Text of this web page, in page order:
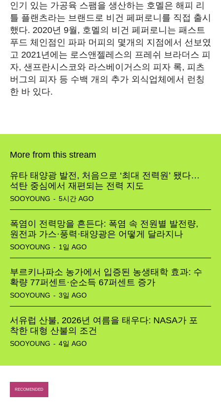
SEARCH...
Climate
인기 있는 가공육 스팸을 생산하는 호멜은 해피 리
틀 플랜츠라는 브랜드로 비건 페퍼로니를 직접 출시
했다. 2020년 9월, 호멜의 비건 페퍼로니는 패스트
푸드 체인점인 파파 머피의 몇개의 지점에서 선보였
고 2021년에는 로스앤젤레스의 프레쉬 브라더스 피
자, 샌프란시스코와 라스베이거스의 피자 록, 피츠
버그의 피자 등 수백 개의 추가 외식업체에서 런칭
한 바 있다.
More from this stream
유타 태양광 발전, 처음으로 ‘최대 전력원’ 됐다…
석탄 중심에서 재편되는 전력 지도
SOOYOUNG - 5시간 AGO
폭염이 전력망을 흔든다: 폭염 속 전원별 발전량,
원전과 가스·풍력·태양광은 어떻게 달라지나
SOOYOUNG - 1일 AGO
부르키나파소 농가에서 입증된 농생태학 효과: 수
확량 77퍼센트·순소득 67퍼센트 증가
SOOYOUNG - 3일 AGO
서유럽 산불, 2026년 여름을 태우다: NASA가 포
착한 대형 산불의 조건
SOOYOUNG - 4일 AGO
RECOMENDED